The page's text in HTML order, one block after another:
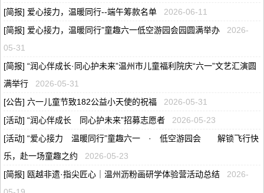
[简报] 爱心接力，温暖同行--端午筹款名单
2026-06-11
[简报] 爱心接力，温暖同行”童趣六一低空游园会园圆满举办
2026-
05-31
[简报] “润心伴成长·同心护未来”温州市儿童福利院庆“六一”文艺汇演圆
满举行
2026-05-31
[公告] 六一儿童节致182公益小天使的祝福
2026-05-31
[活动] “润心伴成长 同心护未来”招募志愿者
2026-05-23
[活动] “爱心接力 温暖同行”童趣六一 · 低空游园会 解锁飞行快
乐，赴一场童趣之约
2026-05-23
[简报] 瓯越非遗·指尖匠心｜温州沥粉画研学体验营活动总结
2026-